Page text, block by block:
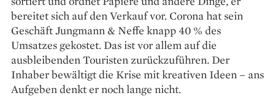
bereitet sich auf den Verkauf vor. Corona hat sein
Geschäft Jungmann & Neffe knapp 40 % des
Umsatzes gekostet. Das ist vor allem auf die
ausbleibenden Touristen zurückzuführen. Der
Inhaber bewältigt die Krise mit kreativen Ideen – ans
Aufgeben denkt er noch lange nicht.